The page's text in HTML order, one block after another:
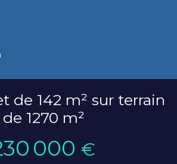
de 142 m² sur terrain
de 1270 m²
000 €